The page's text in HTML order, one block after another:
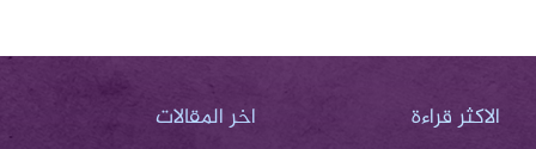
الاكثر قراءة اخر المقالات